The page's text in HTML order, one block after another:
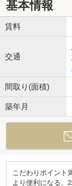
基本情報
賃料
交通
間取り(面積)
築年月
こだわりポイント
より便利になる、